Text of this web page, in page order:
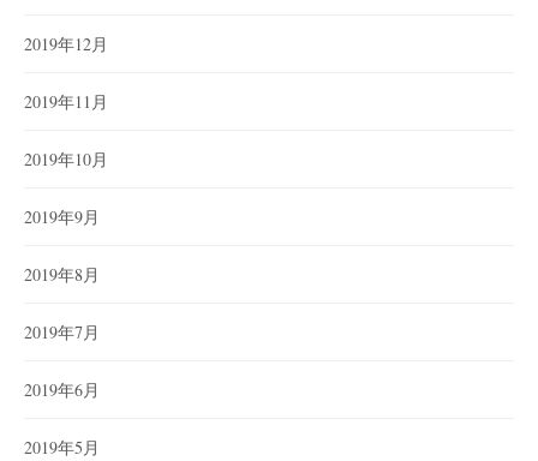
2019年12月
2019年11月
2019年10月
2019年9月
2019年8月
2019年7月
2019年6月
2019年5月